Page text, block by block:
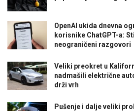
OpenAI ukida dnevna
korisnike ChatGPT-a:
neograničeni razgovori
Veliki preokret u
nadmašili električne
drži vrh
Pušenje i dalje veliki